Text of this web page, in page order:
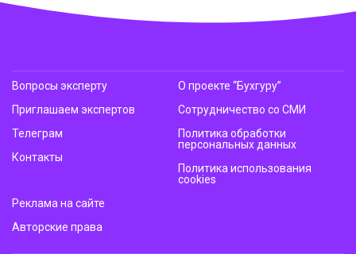
Вопросы эксперту
Приглашаем экспертов
Телеграм
Контакты
О проекте “Бухгуру”
Сотрудничество со СМИ
Политика обработки
персональных данных
Политика использования
cookies
Реклама на сайте
Авторские права